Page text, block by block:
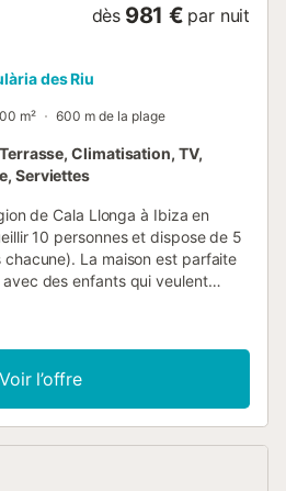
dès 981 € par nuit
des Riu
m² 600 m de la plage
Climatisation, TV,
Serviettes
de Cala Llonga à Ibiza en
10 personnes et dispose de 5
La maison est parfaite
des enfants qui veulent
n'est pas trop loin non plus.
pour les activités, la nourriture et
d'une terrasse couverte avec
vue magnifique. La salle de bain
double et d'une porte
Voir l’offre